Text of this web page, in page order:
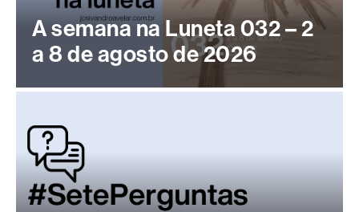
A semana na Luneta 032 – 2
a 8 de agosto de 2026